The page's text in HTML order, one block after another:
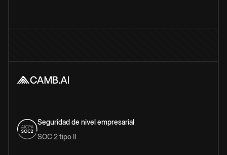
Seguridad de nivel empresarial
SOC 2 tipo II